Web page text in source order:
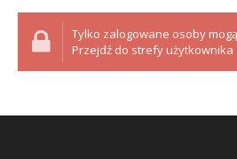
Tylko zalogowane osoby
Przejdź do strefy użytkownika